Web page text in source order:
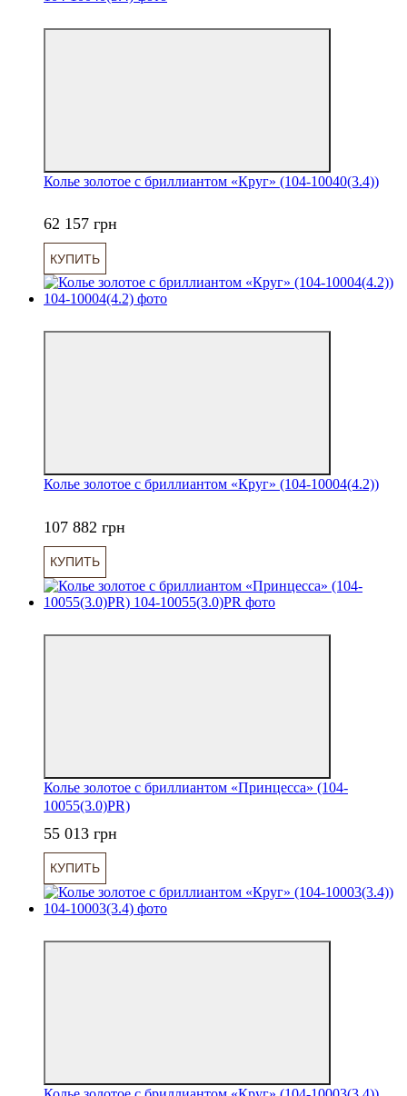
Колье золотое с бриллиантом «Круг» (104-10040(3.4))
62 157 грн
КУПИТЬ
Колье золотое с бриллиантом «Круг» (104-10004(4.2))
107 882 грн
КУПИТЬ
Колье золотое с бриллиантом «Принцесса» (104-
10055(3.0)PR)
55 013 грн
КУПИТЬ